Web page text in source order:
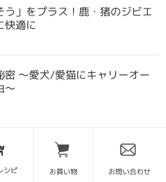
」をプラス！鹿・猪のジビエ
快適に
密 〜愛犬/愛猫にキャリーオー
〜
シピ お買い物 お問い合わせ